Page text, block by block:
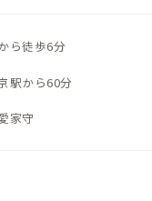
ら徒歩6分
駅から60分
家守